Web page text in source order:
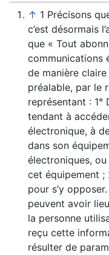
↑ 1 Précisons
c’est désormais
que « Tout
communications
de manière claire
préalable, par le
représentant :
tendant à
électronique, à
dans son
électroniques,
cet équipement ;
pour s’y
peuvent avoir
la personne
reçu cette
résulter de